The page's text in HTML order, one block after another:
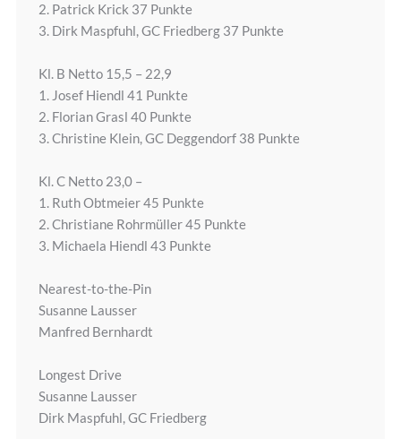
2. Patrick Krick 37 Punkte
3. Dirk Maspfuhl, GC Friedberg 37 Punkte
Kl. B Netto 15,5 – 22,9
1. Josef Hiendl 41 Punkte
2. Florian Grasl 40 Punkte
3. Christine Klein, GC Deggendorf 38 Punkte
Kl. C Netto 23,0 –
1. Ruth Obtmeier 45 Punkte
2. Christiane Rohrmüller 45 Punkte
3. Michaela Hiendl 43 Punkte
Nearest-to-the-Pin
Susanne Lausser
Manfred Bernhardt
Longest Drive
Susanne Lausser
Dirk Maspfuhl, GC Friedberg